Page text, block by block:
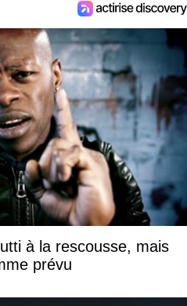
à la rescousse, mais
prévu